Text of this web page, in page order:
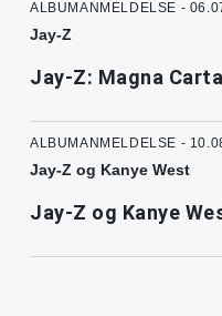
ALBUMANMELDELSE -
Jay-Z
Jay-Z: Magna
ALBUMANMELDELSE -
Jay-Z og Kanye West
Jay-Z og Kanye